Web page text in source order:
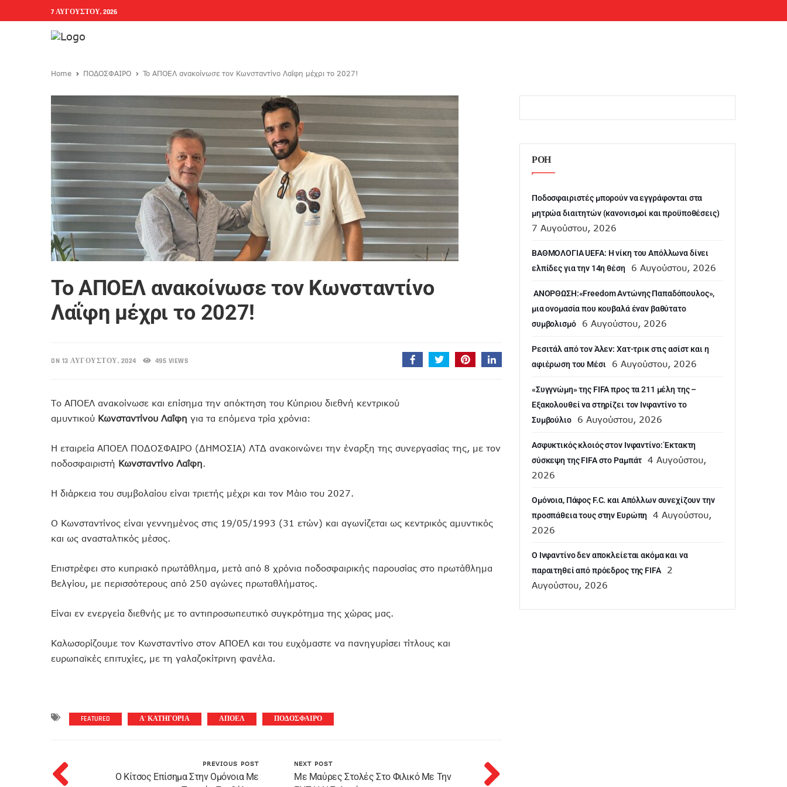
7 ΑΥΓΟΎΣΤΟΥ, 2026
Home ΠΟΔΟΣΦΑΙΡΟ To AΠΟΕΛ ανακοίνωσε τον Κωνσταντίνο Λαΐφη μέχρι το 2027!
To AΠΟΕΛ ανακοίνωσε τον Κωνσταντίνο
Λαΐφη μέχρι το 2027!
ON 13 ΑΥΓΟΎΣΤΟΥ, 2024 495 VIEWS
Το ΑΠΟΕΛ ανακοίνωσε και επίσημα την απόκτηση του Κύπριου διεθνή κεντρικού
αμυντικού Κωνσταντίνου Λαΐφη για τα επόμενα τρία χρόνια:
Η εταιρεία ΑΠΟΕΛ ΠΟΔΟΣΦΑΙΡΟ (ΔΗΜΟΣΙΑ) ΛΤΔ ανακοινώνει την έναρξη της συνεργασίας της, με τον
ποδοσφαιριστή Κωνσταντίνο Λαΐφη.
Η διάρκεια του συμβολαίου είναι τριετής μέχρι και τον Μάιο του 2027.
Ο Κωνσταντίνος είναι γεννημένος στις 19/05/1993 (31 ετών) και αγωνίζεται ως κεντρικός αμυντικός
και ως ανασταλτικός μέσος.
Επιστρέφει στο κυπριακό πρωτάθλημα, μετά από 8 χρόνια ποδοσφαιρικής παρουσίας στο πρωτάθλημα
Βελγίου, με περισσότερους από 250 αγώνες πρωταθλήματος.
Είναι εν ενεργεία διεθνής με το αντιπροσωπευτικό συγκρότημα της χώρας μας.
Καλωσορίζουμε τον Κωνσταντίνο στον ΑΠΟΕΛ και του ευχόμαστε να πανηγυρίσει τίτλους και
ευρωπαϊκές επιτυχίες, με τη γαλαζοκίτρινη φανέλα.
FEATURED Α' ΚΑΤΗΓΟΡΙΑ ΑΠΟΕΛ ΠΟΔΟΣΦΑΙΡΟ
PREVIOUS POST
O Kίτσος Επίσημα Στην Ομόνοια Με
NEXT POST
Mε Μαύρες Στολές Στο Φιλικό Με Την
ΡΟΗ
Ποδοσφαιριστές μπορούν να εγγράφονται στα
μητρώα διαιτητών (κανονισμοί και προϋποθέσεις)
7 Αυγούστου, 2026
ΒΑΘΜΟΛΟΓΙΑ UEFA: Η νίκη του Απόλλωνα δίνει
ελπίδες για την 14η θέση
6 Αυγούστου, 2026
ANOΡΘΩΣΗ:«Freedom Αντώνης Παπαδόπουλος»,
μια ονομασία που κουβαλά έναν βαθύτατο
συμβολισμό
6 Αυγούστου, 2026
Ρεσιτάλ από τον Άλεν: Χατ-τρικ στις ασίστ και η
αφιέρωση του Μέσι
6 Αυγούστου, 2026
«Συγγνώμη» της FIFA προς τα 211 μέλη της –
Εξακολουθεί να στηρίζει τον Ινφαντίνο το
Συμβούλιο
6 Αυγούστου, 2026
Ασφυκτικός κλοιός στον Ινφαντίνο: Έκτακτη
σύσκεψη της FIFA στο Ραμπάτ
4 Αυγούστου,
2026
Ομόνοια, Πάφος F.C. και Απόλλων συνεχίζουν την
προσπάθεια τους στην Ευρώπη
4 Αυγούστου,
2026
Ο Ινφαντίνο δεν αποκλείεται ακόμα και να
παραιτηθεί από πρόεδρος της FIFA
2
Αυγούστου, 2026